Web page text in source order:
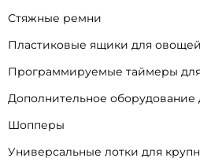
Стяжные ремни
Пластиковые ящики для овощей
Программируемые таймеры
Дополнительное оборудование
Шопперы
Универсальные лотки для